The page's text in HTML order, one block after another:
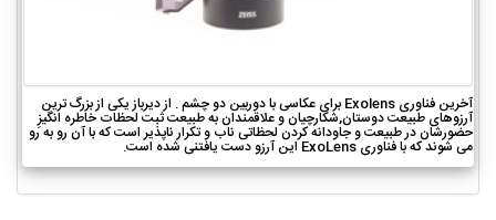
آخرین فناوری Exolens برای عکاسی با دوربین دو چشم . از دیرباز یکی از بزرگ ترین
آرزوهای طبیعت دوستان,شکارچیان و علاقمندان به طبیعت ثبت لحظات خاطره انگیزِ
حضورشان در طبیعت و جاودانه کردن لحظاتی ناب و تکرار ناپذیر است که با آن رو به رو
می شوند که با فناوری ExoLens این آرزو دست یافتنی شده است.